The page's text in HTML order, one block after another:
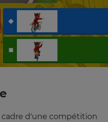
cadre d'une compétition